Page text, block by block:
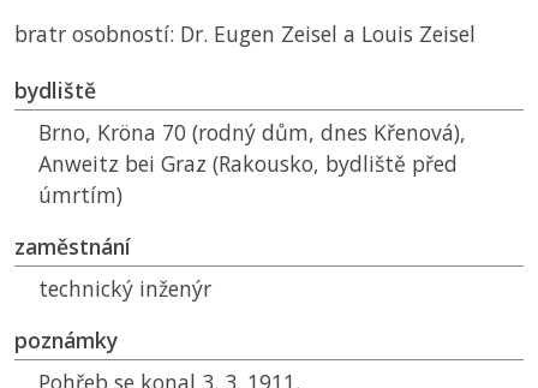
bratr osobností: Dr. Eugen Zeisel a Louis Zeisel
bydliště
Brno, Kröna 70 (rodný dům, dnes Křenová),
Anweitz bei Graz (Rakousko, bydliště před
úmrtím)
zaměstnání
technický inženýr
poznámky